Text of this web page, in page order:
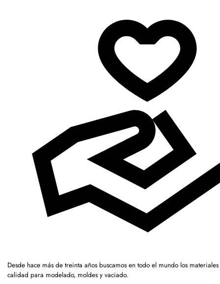
Desde hace más de treinta años buscamos en todo el mundo los
calidad para modelado, moldes y vaciado.